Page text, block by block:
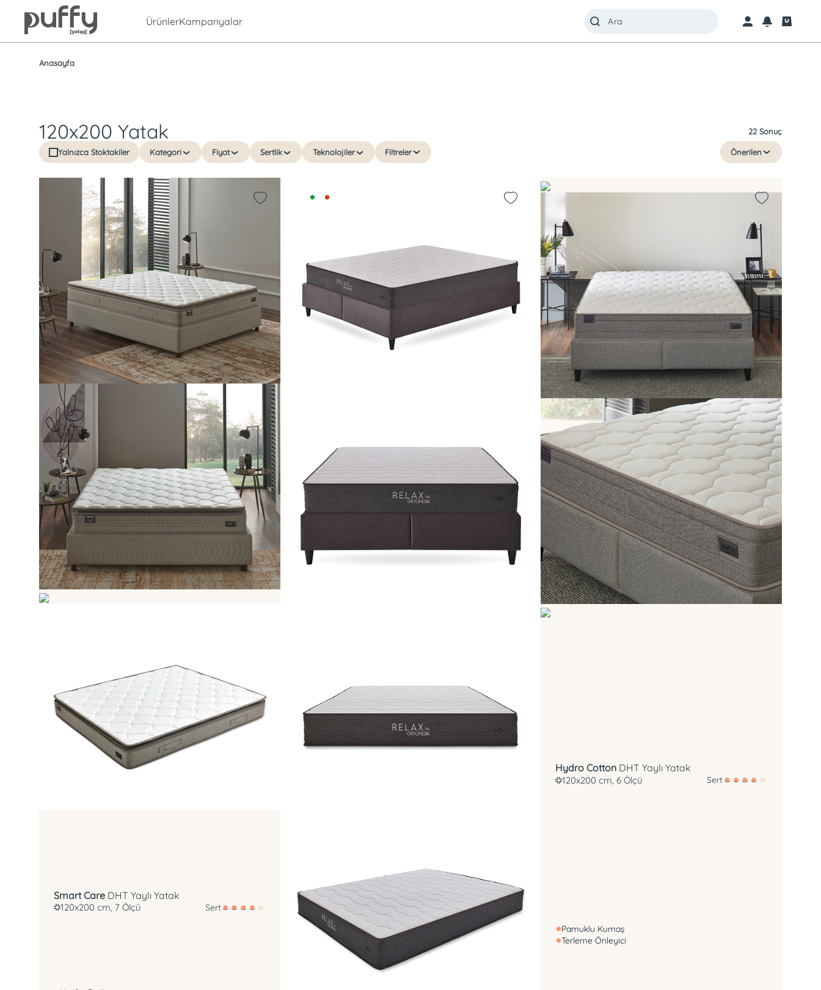
ÜrünlerKampanyalar
Anasayfa
120x200 Yatak 22 Sonuç
Yalnızca Stoktakiler Kategori Fiyat Sertlik Teknolojiler Filtreler Önerilen
Smart Care DHT Yaylı Yatak
120x200 cm, 7 Ölçü Sert
Hydro Cotton DHT Yaylı Yatak
120x200 cm, 6 Ölçü Sert
Pamuklu Kumaş
Terleme Önleyici